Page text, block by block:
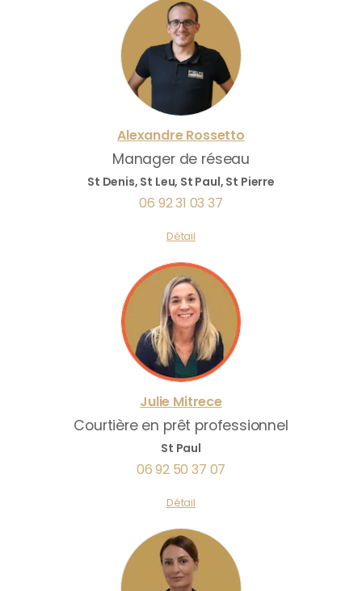
AlexandreRossetto
Manager de réseau
St Denis, St Leu, St Paul, St Pierre
06 92 31 03 37
Détail
Julie Mitrece
Courtière en prêt professionnel
St Paul
06 92 50 37 07
Détail